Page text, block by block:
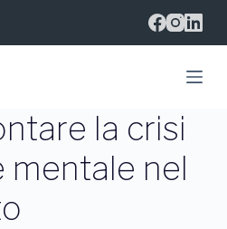
la crisi
mentale nel